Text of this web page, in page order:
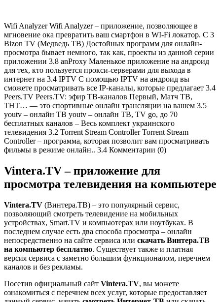
Wifi Analyzer Wifi Analyzer – приложение, позволяющее в
мгновение ока превратить ваш смартфон в WI-Fi локатор. С 3
Bizon TV (Медведь ТВ) Достойных программ для онлайн-
просмотра бывает немного, так как, проекты из данной серии
приложении 3.8 anProxy Маленькое приложение на андроид
для тех, кто пользуется прокси-серверами для выхода в
интернет на 3.4 IPTV С помощью IPTV на андроид вы
сможете просматривать все IP-каналы, которые предлагает 3.4
Peers.TV Peers.TV: эфир ТВ-каналов Первый, Матч ТВ,
ТНТ… — это спортивные онлайн трансляции на вашем 3.5
youtv – онлайн ТВ youtv – онлайн ТВ, TV go, до 70
бесплатных каналов – Весь комплект украинского
телевидения 3.2 Torrent Stream Controller Torrent Stream
Controller – программа, которая позволит вам просматривать
фильмы в режиме онлайн.. 3.4 Комментарии (0)
Vintera.TV – приложение для
просмотра телевидения на компьютере
Vintera.TV (Винтера.ТВ) – это популярный сервис,
позволяющий смотреть телевидение на мобильных
устройствах, Smart.TV и компьютерах или ноутбуках. В
последнем случае есть два способа просмотра – онлайн
непосредственно на сайте сервиса или скачать Винтера.ТВ
на компьютер бесплатно. Существует также и платная
версия сервиса с заметно большим функционалом, перечнем
каналов и без рекламы.
Посетив официальный сайт Vintera.TV, вы можете
ознакомиться с перечнем всех услуг, которые предоставляет